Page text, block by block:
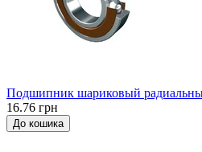
Подшипник шариковый
16.76 грн
До кошика